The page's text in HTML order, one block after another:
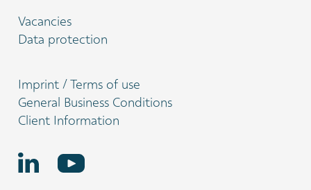
Vacancies
Data protection
Imprint / Terms of use
General Business Conditions
Client Information